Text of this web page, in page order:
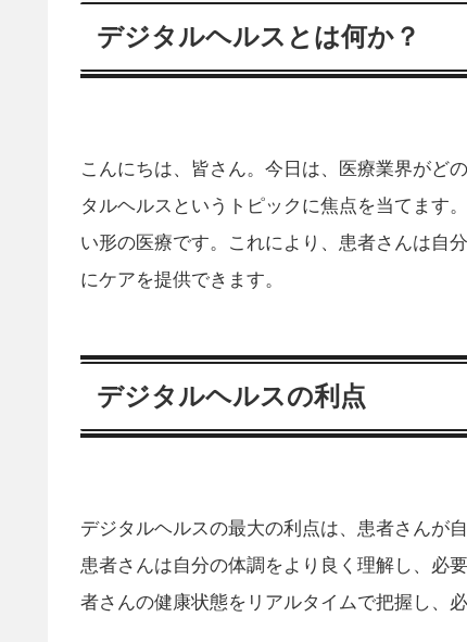
デジタルヘルスとは何か？
こんにちは、皆さん。今日は、医療業界がど
タルヘルスというトピックに焦点を当てます
い形の医療です。これにより、患者さんは自
にケアを提供できます。
デジタルヘルスの利点
デジタルヘルスの最大の利点は、患者さんが
患者さんは自分の体調をより良く理解し、必
者さんの健康状態をリアルタイムで把握し、